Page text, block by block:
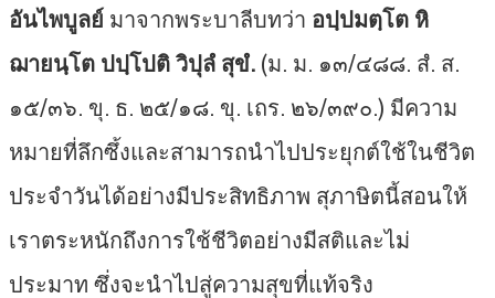
อันไพบูลย์มาจากพระบาลีบทว่า อปฺปมตฺโต หิ
ฌายนฺโต ปปฺโปติ วิปุลํ สุขํ.(ม. ม. ๑๓/๔๘๘. สํ. ส.
๑๕/๓๖. ขุ. ธ. ๒๕/๑๘. ขุ. เถร. ๒๖/๓๙๐.) มีความ
หมายที่ลึกซึ้งและสามารถนำไปประยุกต์ใช้ในชีวิต
ประจำวันได้อย่างมีประสิทธิภาพ สุภาษิตนี้สอนให้
เราตระหนักถึงการใช้ชีวิตอย่างมีสติและไม่
ประมาท ซึ่งจะนำไปสู่ความสุขที่แท้จริง